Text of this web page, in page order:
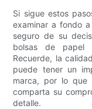
Si sigue estos
examinar a fondo
seguro de su
bolsas de papel
Recuerde, la
puede tener un
marca, por lo que
comparta su
detalle.